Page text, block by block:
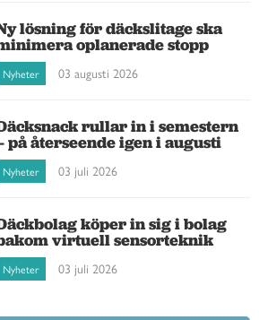
lösning för däckslitage ska
oplanerade stopp
Nyheter 03 augusti 2026
rullar in i semestern
på återseende igen i augusti
Nyheter 03 juli 2026
köper in sig i bolag
virtuell sensorteknik
Nyheter 03 juli 2026